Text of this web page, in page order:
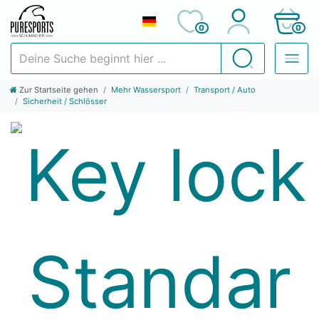
Suchen
0 0
Zur Startseite gehen Mehr Wassersport
Transport / Auto
Sicherheit / Schlösser